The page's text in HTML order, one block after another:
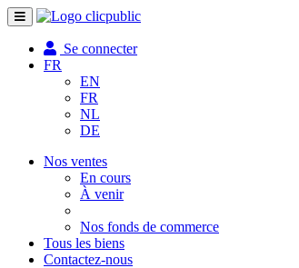
Toggle
navigation
Se connecter
FR
EN
FR
NL
DE
Nos ventes
En cours
À venir
Nos fonds de commerce
Tous les biens
Contactez-nous